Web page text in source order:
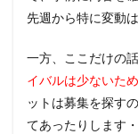
先週から特に変動
一方、ここだけの
イバルは少ないた
ットは募集を探す
てあったりします